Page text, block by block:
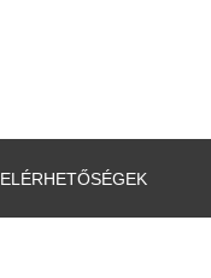
ELÉRHETŐSÉGEK